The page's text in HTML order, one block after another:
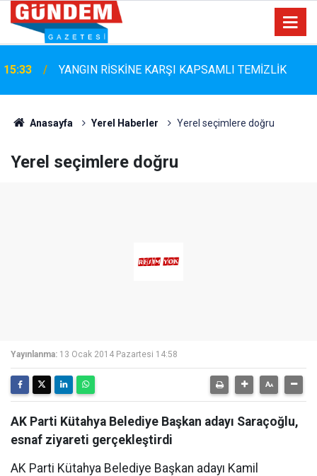
YANGIN RİSKİNE KARŞI KAPSAMLI TEMİZLİK
15:06
Marmaris Belediyespor'da Altyapıya Güçlü Takviye:
Mustafa Çolakoğlu ile Sözleşme İmzalandı
Anasayfa Yerel Haberler Yerel seçimlere doğru
Yerel seçimlere doğru
Yayınlanma: 13 Ocak 2014 Pazartesi 14:58
AK Parti Kütahya Belediye Başkan adayı Saraçoğlu,
esnaf ziyareti gerçekleştirdi
AK Parti Kütahya Belediye Başkan adayı Kamil